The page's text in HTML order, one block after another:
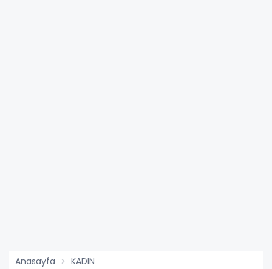
Anasayfa KADIN